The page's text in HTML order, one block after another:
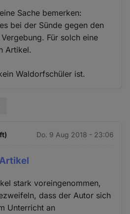
Sache bemerken:
bei der Sünde gegen den
Für solch eine
Artikel.
Waldorfschüler ist.
Do. 9 Aug 2018 - 23:06
stark voreingenommen,
dass der Autor sich
Unterricht an